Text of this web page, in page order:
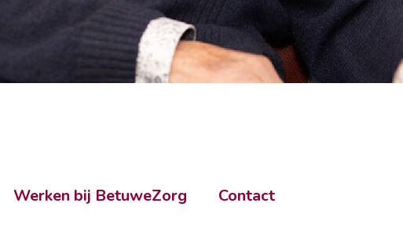
Werken bij BetuweZorg Contact